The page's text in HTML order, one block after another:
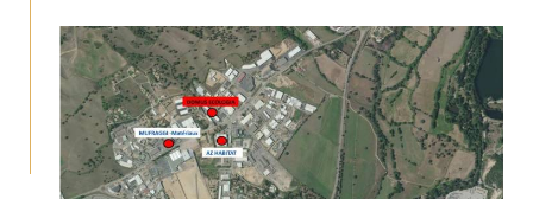
Avec DOMUS ECOLOGIA c'est le moment de concrétiser
votre rêve, un cocon pour votre famille.
Nos maisons de qualité répondent à toutes les normes
en vigueur. Deux solutions de murs 145 mm ou 220 mm